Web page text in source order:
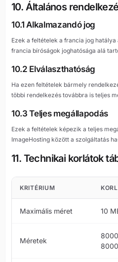
10. Általános
10.1 Alkalmazandó jog
Ezek a feltételek a francia jog
francia bíróságok joghatósága alá
10.2 Elválaszthatóság
Ha ezen feltételek bármely
többi rendelkezés továbbra is teljes
10.3 Teljes megállapodás
Ezek a feltételek képezik a teljes
ImageHosting között a szolgáltatás
11. Technikai korlátok
KRITÉRIUM
Maximális méret 10
Méretek